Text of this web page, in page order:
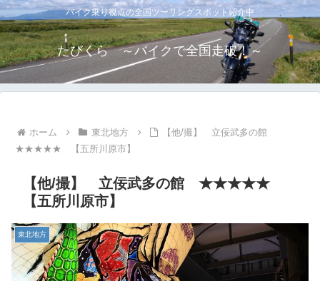
バイク乗り視点の全国ツーリングスポット紹介中
たびくら ～バイクで全国走破！～
ホーム 東北地方
【他/撮】 立佞武多の館
★★★★★ 【五所川原市】
【他/撮】 立佞武多の館 ★★★★★
【五所川原市】
東北地方